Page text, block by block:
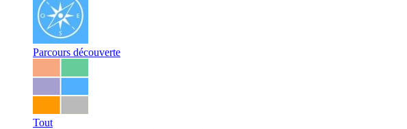
Parcours découverte
Tout